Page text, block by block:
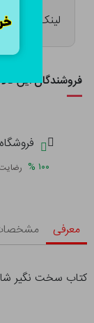
لینک کوتاه:
فروشندگان این کالا
۱۰۰ % رضایت
معرفی
کتاب سخت نگیر